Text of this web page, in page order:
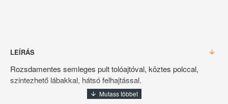
LEÍRÁS
Rozsdamentes semleges pult tolóajtóval, köztes polccal,
szintezhető lábakkal, hátsó felhajtással.